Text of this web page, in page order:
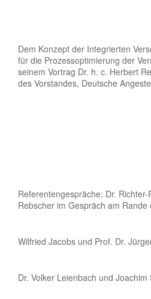
Dem Konzept der Integrierten
für die Prozessoptimierung der
seinem Vortrag Dr. h. c. Herbert
des Vorstandes, Deutsche
Referentengespräche: Dr.
Rebscher im Gespräch am Rande
Wilfried Jacobs und Prof. Dr.
Dr. Volker Leienbach und Joachim